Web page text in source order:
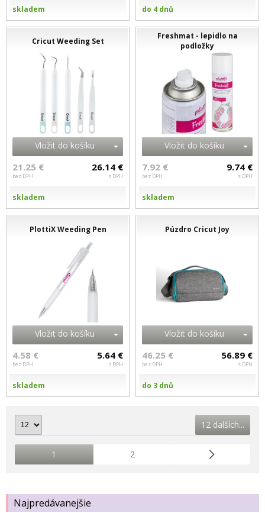
Najpredávanejšie
skladem do 4 dnů
Cricut Weeding Set
Vložit do košíku
21.25 €
bez DPH
26.14 €
s DPH
skladem
Freshmat - lepidlo na
podložky
Vložit do košíku
7.92 €
bez DPH
9.74 €
s DPH
skladem
PlottiX Weeding Pen
Vložit do košíku
4.58 €
bez DPH
5.64 €
s DPH
skladem
Púzdro Cricut Joy
Vložit do košíku
46.25 €
bez DPH
56.89 €
s DPH
do 3 dnů
12 dalších...
1 2